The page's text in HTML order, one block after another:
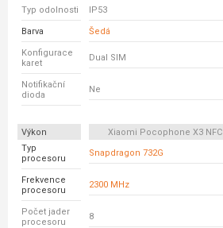
Typ odolnosti IP53
Barva Šedá
Konfigurace
karet
Dual SIM
Notifikační
dioda
Ne
Výkon Xiaomi Pocophone X3 NFC
Typ
procesoru
Snapdragon 732G
Frekvence
procesoru
2300 MHz
Počet jader
procesoru
8